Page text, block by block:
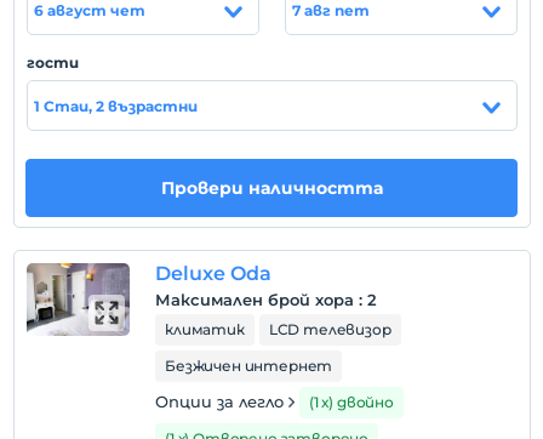
местоположение
Çeşme Alaçatı'da konumlanmaktadır.
Покажи на
картата
Правила на хотела
настаняване
След 14:00
6 август чет 7 авг пет
гости
1 Стаи, 2 възрастни
Провери наличността
Deluxe Oda
Максимален брой хора : 2
климатик
LCD телевизор
Безжичен интернет
Опции за легло
(1 х) двойно